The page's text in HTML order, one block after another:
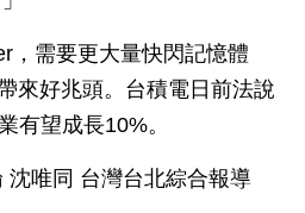
，需要更大量快閃記憶體
來好兆頭。台積電日前法說
有望成長10%。
沈唯同 台灣台北綜合報導